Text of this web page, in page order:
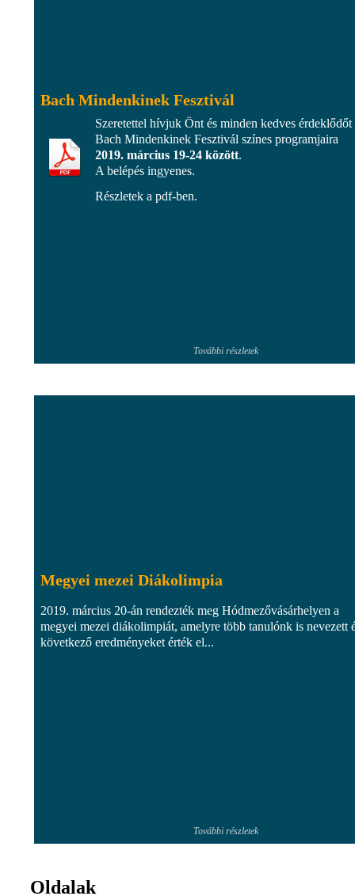
Bach Mindenkinek Fesztivál
Szeretettel hívjuk Önt és minden kedves érdeklődőt
Bach Mindenkinek Fesztivál színes programjaira
2019. március 19-24 között.
A belépés ingyenes.
Részletek a pdf-ben.
További részletek
Megyei mezei Diákolimpia
2019. március 20-án rendezték meg Hódmezővásárhelyen a
megyei mezei diákolimpiát, amelyre több tanulónk is nevezett
következő eredményeket érték el...
További részletek
Oldalak